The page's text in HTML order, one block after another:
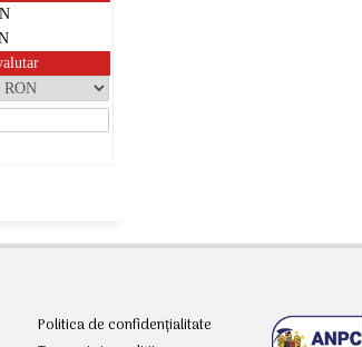
Politica de confidențialitate